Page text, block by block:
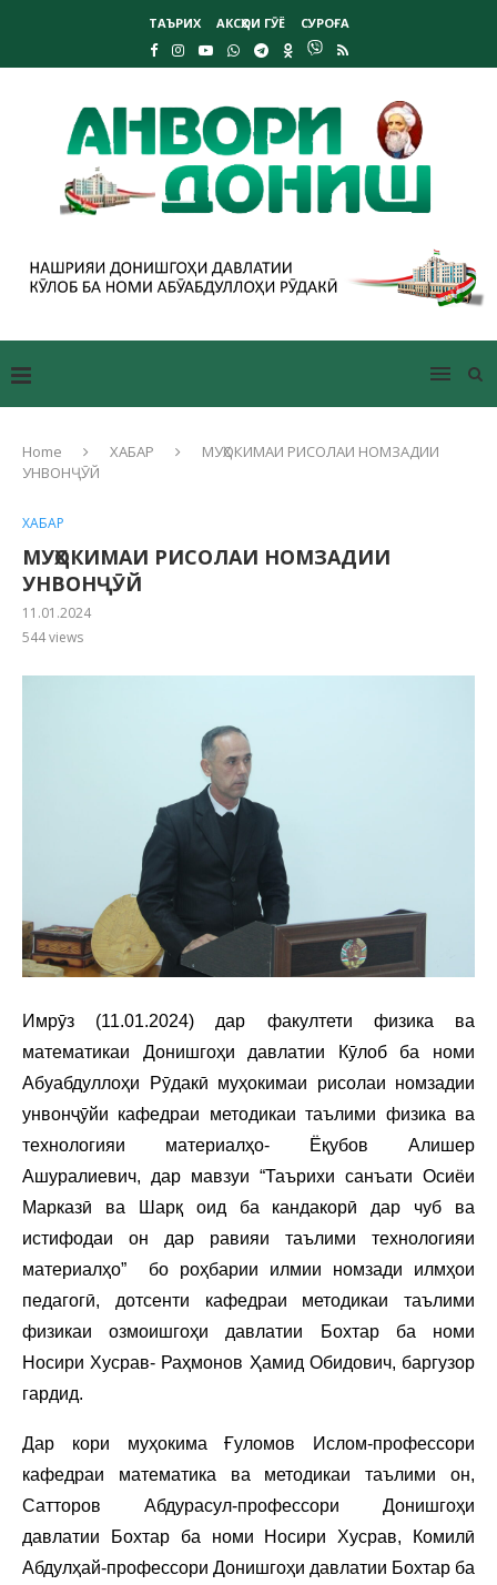
ТАЪРИХ АКСҲОИ ГӮЁ СУРОҒА
Home ХАБАР
МУҲОКИМАИ РИСОЛАИ НОМЗАДИИ
УНВОНҶӮЙ
ХАБАР
МУҲОКИМАИ РИСОЛАИ НОМЗАДИИ
УНВОНҶӮЙ
11.01.2024
544views
Имрӯз (11.01.2024) дар факултети физика ва
математикаи Донишгоҳи давлатии Кӯлоб ба номи
Абуабдуллоҳи Рӯдакӣ муҳокимаи рисолаи номзадии
унвонҷӯйи кафедраи методикаи таълими физика ва
технологияи материалҳо- Ёқубов Алишер
Ашуралиевич, дар мавзуи “Таърихи санъати Осиёи
Марказӣ ва Шарқ оид ба кандакорӣ дар чуб ва
истифодаи он дар равияи таълими технологияи
материалҳо” бо роҳбарии илмии номзади илмҳои
педагогӣ, дотсенти кафедраи методикаи таълими
физикаи озмоишгоҳи давлатии Бохтар ба номи
Носири Хусрав- Раҳмонов Ҳамид Обидович, баргузор
гардид.
Дар кори муҳокима Ғуломов Ислом-профессори
кафедраи математика ва методикаи таълими он,
Сатторов Абдурасул-профессори Донишгоҳи
давлатии Бохтар ба номи Носири Хусрав, Комилӣ
Абдулҳай-профессори Донишгоҳи давлатии Бохтар ба